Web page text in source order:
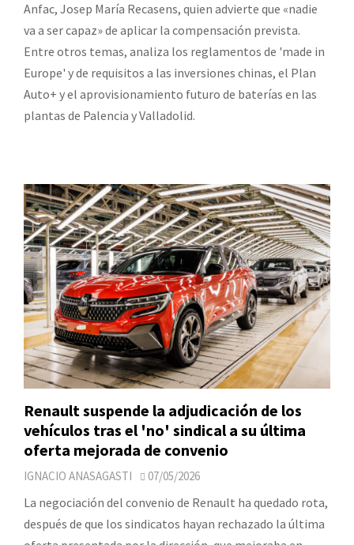
Anfac, Josep María Recasens, quien advierte que «nadie
va a ser capaz» de aplicar la compensación prevista.
Entre otros temas, analiza los reglamentos de 'made in
Europe' y de requisitos a las inversiones chinas, el Plan
Auto+ y el aprovisionamiento futuro de baterías en las
plantas de Palencia y Valladolid.
Renault suspende la adjudicación de los
vehículos tras el 'no' sindical a su última
oferta mejorada de convenio
IGNACIO ANASAGASTI 07/05/2026
La negociación del convenio de Renault ha quedado rota,
después de que los sindicatos hayan rechazado la última